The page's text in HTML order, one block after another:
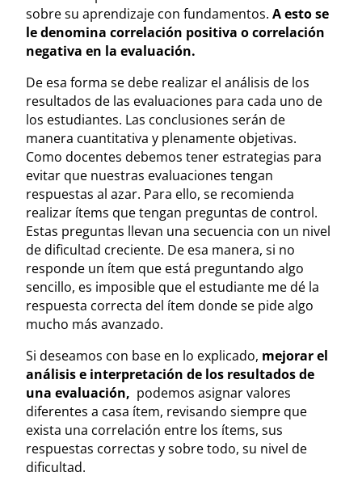
sobre su aprendizaje con fundamentos.A esto se
le denomina correlación positiva o correlación
negativa en la evaluación.
De esa forma se debe realizar el análisis de los
resultados de las evaluaciones para cada uno de
los estudiantes. Las conclusiones serán de
manera cuantitativa y plenamente objetivas.
Como docentes debemos tener estrategias para
evitar que nuestras evaluaciones tengan
respuestas al azar. Para ello, se recomienda
realizar ítems que tengan preguntas de control.
Estas preguntas llevan una secuencia con un nivel
de dificultad creciente. De esa manera, si no
responde un ítem que está preguntando algo
sencillo, es imposible que el estudiante me dé la
respuesta correcta del ítem donde se pide algo
mucho más avanzado.
Si deseamos con base en lo explicado, mejorar el
análisis e interpretación de los resultados de
una evaluación, podemos asignar valores
diferentes a casa ítem, revisando siempre que
exista una correlación entre los ítems, sus
respuestas correctas y sobre todo, su nivel de
dificultad.